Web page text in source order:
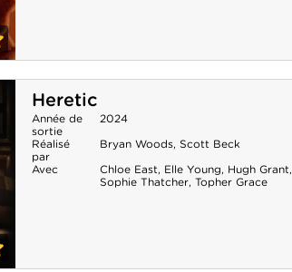
Heretic
Année de
sortie
2024
Réalisé
par
Bryan Woods, Scott Beck
Avec
Chloe East, Elle Young, Hugh Grant,
Sophie Thatcher, Topher Grace